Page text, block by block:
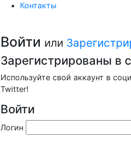
Контакты
Войти или
Зарегистрированы в
Используйте свой аккаунт в
Twitter!
Войти
Логин